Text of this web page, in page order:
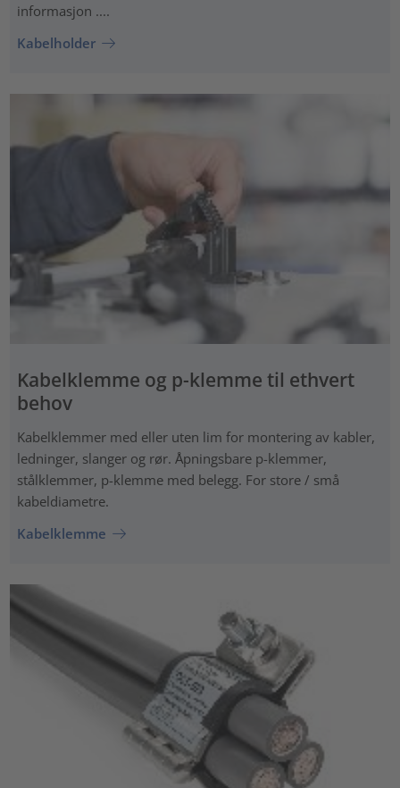
informasjon ....
Kabelholder
Kabelklemme og p-klemme til ethvert
behov
Kabelklemmer med eller uten lim for montering av kabler,
ledninger, slanger og rør. Åpningsbare p-klemmer,
stålklemmer, p-klemme med belegg. For store / små
kabeldiametre.
Kabelklemme